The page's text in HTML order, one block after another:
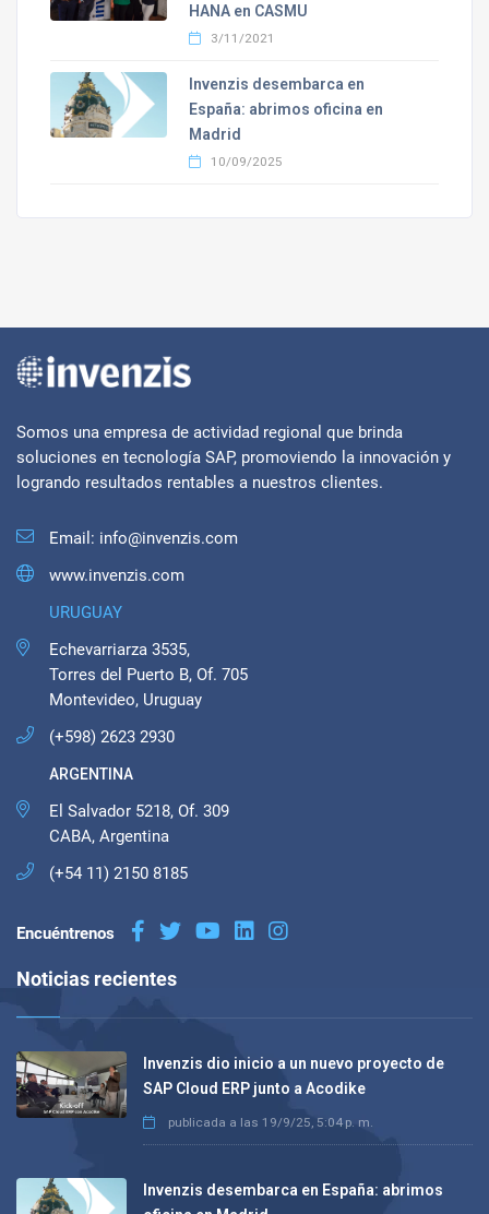
HANA en CASMU
3/11/2021
Invenzis desembarca en
España: abrimos oficina en
Madrid
10/09/2025
Somos una empresa de actividad regional que brinda
soluciones en tecnología SAP, promoviendo la innovación y
logrando resultados rentables a nuestros clientes.
Email: info@invenzis.com
www.invenzis.com
URUGUAY
Echevarriarza 3535,
Torres del Puerto B, Of. 705
Montevideo, Uruguay
(+598) 2623 2930
ARGENTINA
El Salvador 5218, Of. 309
CABA, Argentina
(+54 11) 2150 8185
Encuéntrenos
Noticias recientes
Invenzis dio inicio a un nuevo proyecto de
SAP Cloud ERP junto a Acodike
publicada a las 19/9/25, 5:04 p. m.
Invenzis desembarca en España: abrimos